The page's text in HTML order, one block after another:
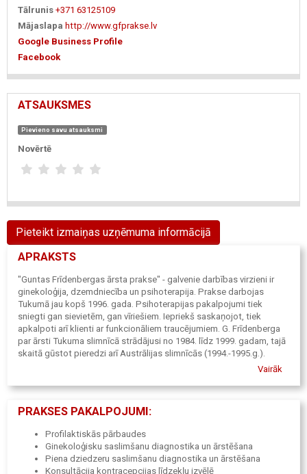
Tālrunis +371 63125109
Mājaslapa http://www.gfprakse.lv
Google Business Profile
Facebook
ATSAUKSMES
Pievieno savu atsauksmi
Novērtē
Pieteikt izmaiņas uzņēmuma informācijā
APRAKSTS
"Guntas Frīdenbergas ārsta prakse" - galvenie darbības virzieni ir
ginekoloģija, dzemdniecība un psihoterapija. Prakse darbojas
Tukumā jau kopš 1996. gada. Psihoterapijas pakalpojumi tiek
sniegti gan sievietēm, gan vīriešiem. Iepriekš saskaņojot, tiek
apkalpoti arī klienti ar funkcionāliem traucējumiem. G. Frīdenberga
par ārsti Tukuma slimnīcā strādājusi no 1984. līdz 1999. gadam, tajā
skaitā gūstot pieredzi arī Austrālijas slimnīcās (1994.-1995.g.).
Vairāk
PRAKSES PAKALPOJUMI:
Profilaktiskās pārbaudes
Ginekoloģisku saslimšanu diagnostika un ārstēšana
Piena dziedzeru saslimšanu diagnostika un ārstēšana
Konsultācija kontracepcijas līdzekļu izvēlē